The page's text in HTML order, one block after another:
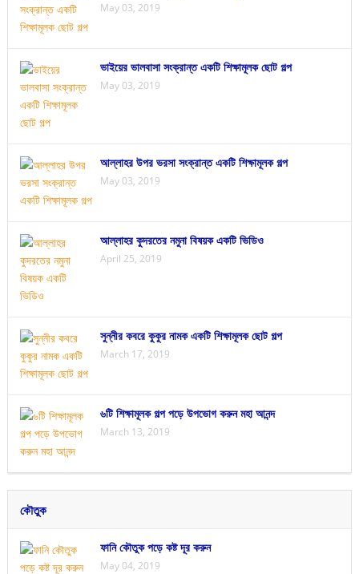
May 03, 2019
ভাইয়ের ভালবাসা সংক্রান্ত একটি শিক্ষামূলক ছোট গল্প
May 03, 2019
আল্লাহর উপর ভরসা সংক্রান্ত একটি শিক্ষামূলক গল্প
May 03, 2019
আল্লাহর কুদরতের নমুনা বিষয়ক একটি ভিডিও
April 25, 2019
সুন্নীর কবরে কুকুর নামক একটি শিক্ষামূলক ছোট গল্প
March 17, 2019
৬টি শিক্ষামূলক গল্প পড়ে উপভোগ করুন মহা আনন্দ
March 13, 2019
কৌতুক
ফানি কৌতুক পড়ে কষ্ট দূর করুন
May 04, 2019